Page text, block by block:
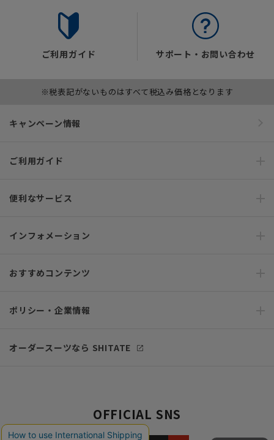
ご利用ガイド サポート・お問い合わせ
※税表記がないものはすべて税込み価格となります
キャンペーン情報
ご利用ガイド
便利なサービス
インフォメーション
おすすめコンテンツ
ポリシー・企業情報
オーダースーツなら SHITATE
OFFICIAL SNS